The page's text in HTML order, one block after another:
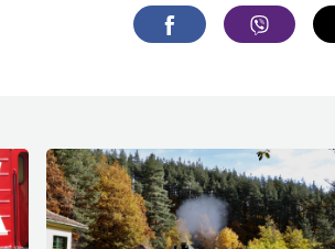
Facebook Viber